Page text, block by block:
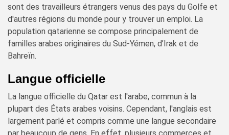
sont des travailleurs étrangers venus des pays du Golfe et
d'autres régions du monde pour y trouver un emploi. La
population qatarienne se compose principalement de
familles arabes originaires du Sud-Yémen, d’Irak et de
Bahreïn.
Langue officielle
La langue officielle du Qatar est l'arabe, commun à la
plupart des États arabes voisins. Cependant, l'anglais est
largement parlé et compris comme une langue secondaire